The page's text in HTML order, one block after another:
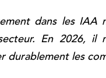
dans les IAA
En 2026, il
durablement les